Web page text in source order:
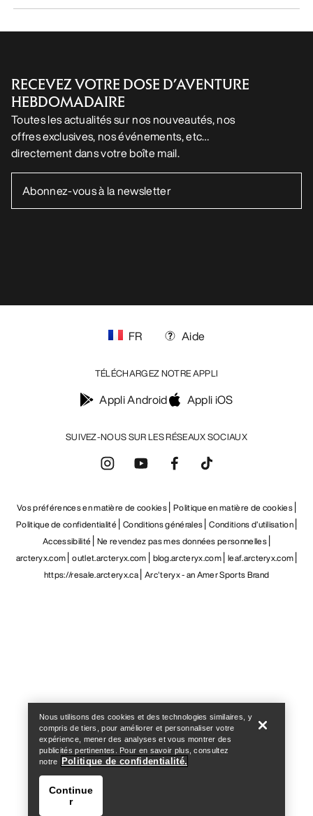
RECEVEZ VOTRE DOSE D’AVENTURE
HEBDOMADAIRE
Toutes les actualités sur nos nouveautés, nos
offres exclusives, nos événements, etc…
directement dans votre boîte mail.
SUIVEZ-NOUS SUR LES RÉSEAUX SOCIAUX
FR Aide
TÉLÉCHARGEZ NOTRE APPLI
Appli Android Appli iOS
Vos préférences en matière de cookies Politique en matière de cookies
Politique de confidentialité Conditions générales Conditions d’utilisation
Accessibilité Ne revendez pas mes données personnelles
arcteryx.com outlet.arcteryx.com blog.arcteryx.com leaf.arcteryx.com
https://resale.arcteryx.ca Arc'teryx - an Amer Sports Brand
Nous utilisons des cookies et des technologies similaires, y
compris de tiers, pour améliorer et personnaliser votre
expérience, mener des analyses et vous montrer des
publicités pertinentes. Pour en savoir plus, consultez
notre
Politique de confidentialité.
Continue
r